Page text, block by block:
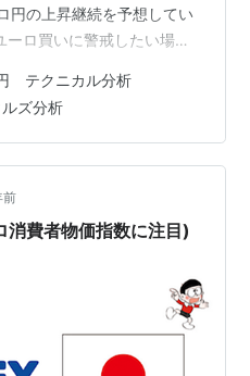
円の上昇継続を予想してい
ロ買いに警戒したい場面
がお届けしていきます。
分析 米金利利上げ観測の再
的な利上げ継続を支持する
のまとめ ユーロ円 テクニカ
4時間足 ユーロ円 1時間
テクニカル分析
ズ分析
前
消費者物価指数に注目)